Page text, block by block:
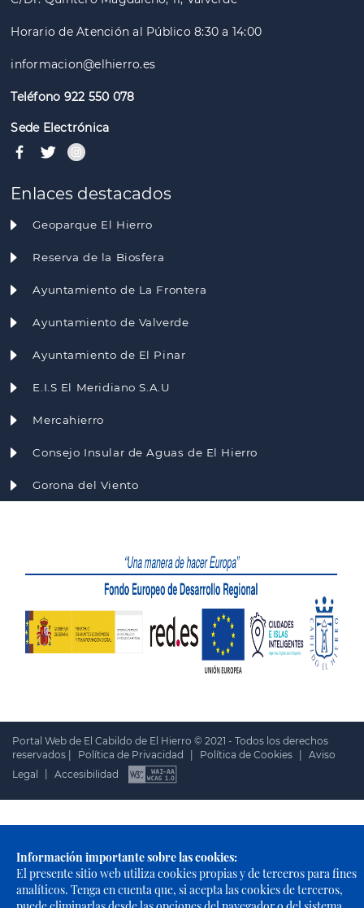
Información importante sobre las cookies:
El presente sitio web utiliza cookies propias y de terceros para fines
analíticos. Tenga en cuenta que, si acepta las cookies de terceros,
Horario de Atención al Público 8:30 a 14:00
informacion@elhierro.es
Teléfono 922 550 078
Sede Electrónica
Enlaces destacados
Geoparque El Hierro
Reserva de la Biosfera
Ayuntamiento de La Frontera
Ayuntamiento de Valverde
Ayuntamiento de El Pinar
E.I.S El Meridiano S.A.U
Mercahierro
Consejo Insular de Aguas de El Hierro
Gorona del Viento
Portal Web de El Cabildo de El Hierro © 2021 - Todos los derechos
reservados |
Política de Privacidad Política de Cookies
Aviso
Legal
Accesibilidad